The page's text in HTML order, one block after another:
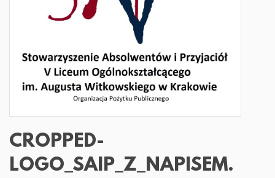
CROPPED-
LOGO_SAIP_Z_NAPISEM.